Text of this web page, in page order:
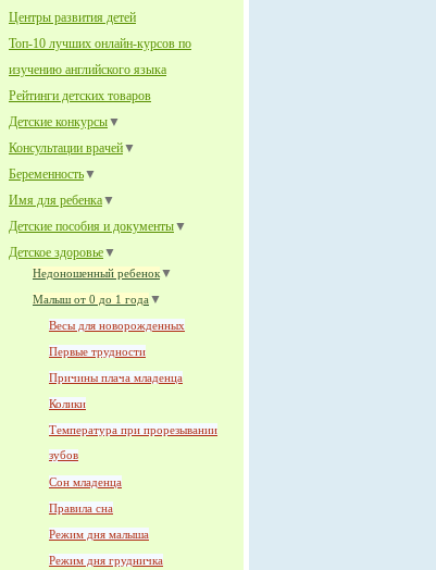
Центры развития детей
Топ-10 лучших онлайн-курсов по
изучению английского языка
Рейтинги детских товаров
Детские конкурсы▼
Консультации врачей▼
Беременность▼
Имя для ребенка▼
Детские пособия и документы▼
Детское здоровье▼
Недоношенный ребенок▼
Малыш от 0 до 1 года▼
Весы для новорожденных
Первые трудности
Причины плача младенца
Колики
Температура при прорезывании
зубов
Сон младенца
Правила сна
Режим дня малыша
Режим дня грудничка